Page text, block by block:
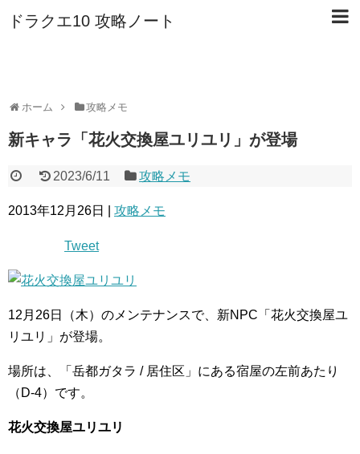
ドラクエ10 攻略ノート
ホーム 攻略メモ
新キャラ「花火交換屋ユリユリ」が登場
2023/6/11 攻略メモ
2013年12月26日 | 攻略メモ
Tweet
12月26日（木）のメンテナンスで、新NPC「花火交換屋ユ
リユリ」が登場。
場所は、「岳都ガタラ / 居住区」にある宿屋の左前あたり
（D-4）です。
花火交換屋ユリユリ